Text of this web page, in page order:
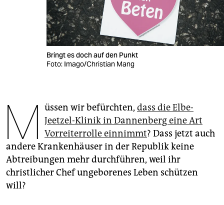
veranstaltungen
unterstützen
abo
genossenschaft
epaper login
Bringt es doch auf den Punkt
Foto: Imago/Christian Mang
M üssen wir befürchten, dass die Elbe-
Jeetzel-Klinik in Dannenberg eine Art
Vorreiterrolle einnimmt? Dass jetzt auch
andere Krankenhäuser in der Republik keine
Abtreibungen mehr durchführen, weil ihr
christlicher Chef ungeborenes Leben schützen
will?